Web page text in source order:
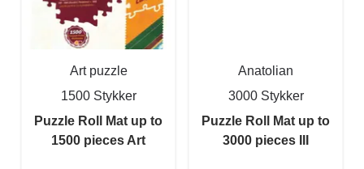
Art puzzle
1500 Stykker
Puzzle Roll Mat up to
1500 pieces Art
Anatolian
3000 Stykker
Puzzle Roll Mat up to
3000 pieces III